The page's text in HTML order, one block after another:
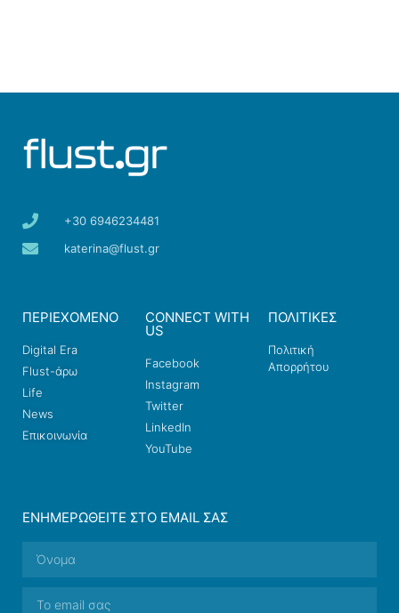
+30 6946234481
katerina@flust.gr
ΠΕΡΙΕΧΟΜΕΝΟ
Digital Era
Flust-άρω
Life
News
Επικοινωνία
CONNECT WITH
US
Facebook
Instagram
Twitter
LinkedIn
YouTube
ΠΟΛΙΤΙΚΕΣ
Πολιτική
Απορρήτου
ΕΝΗΜΕΡΩΘΕΊΤΕ ΣΤΟ EMAIL ΣΑΣ